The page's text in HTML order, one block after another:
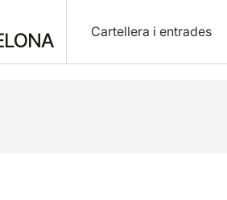
Cartellera i entrades